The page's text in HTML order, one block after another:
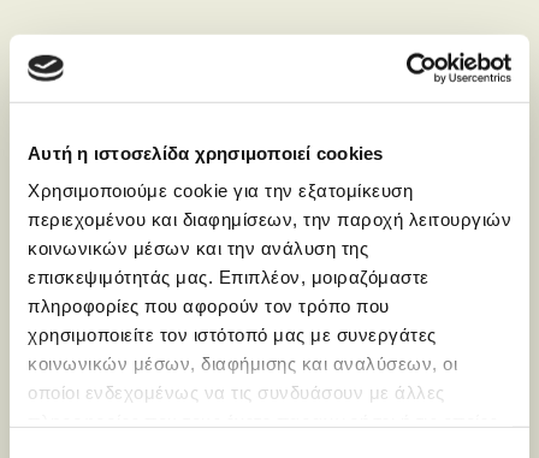
Αυτή η ιστοσελίδα χρησιμοποιεί cookies
Χρησιμοποιούμε cookie για την εξατομίκευση
περιεχομένου και διαφημίσεων, την παροχή λειτουργιών
κοινωνικών μέσων και την ανάλυση της
επισκεψιμότητάς μας. Επιπλέον, μοιραζόμαστε
πληροφορίες που αφορούν τον τρόπο που
χρησιμοποιείτε τον ιστότοπό μας με συνεργάτες
κοινωνικών μέσων, διαφήμισης και αναλύσεων, οι
οποίοι ενδεχομένως να τις συνδυάσουν με άλλες